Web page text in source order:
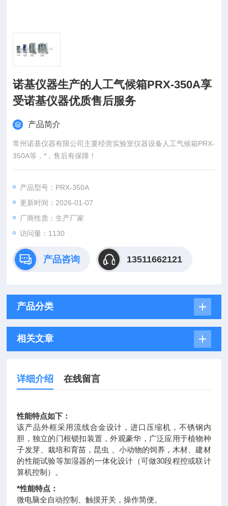
诺基仪器生产的人工气候箱PRX-350A享
受诺基仪器优质售后服务
产品简介
常州诺基仪器有限公司主要经营实验室仪器设备人工气候箱PRX-
350A等，*，售后有保障！
产品型号：PRX-350A
更新时间：2026-01-07
厂商性质：生产厂家
访问量：1130
产品咨询 13511662121
产品分类
相关文章
详细介绍 在线留言
性能特点如下：
该产品外框采用流线合金设计，进口压缩机，不锈钢内
胆，独立的门框锁扣装置，外观豪华，广泛应用于植物种
子发芽、栽培和育苗，昆虫 、小动物的饲养，木材、建材
的性能试验等加湿器的一体化设计（可做30段程控或联计
算机控制）。
*性能特点：
微电脑全自动控制、触摸开关，操作简便。